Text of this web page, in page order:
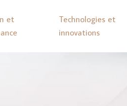
et
Technologies et
innovations